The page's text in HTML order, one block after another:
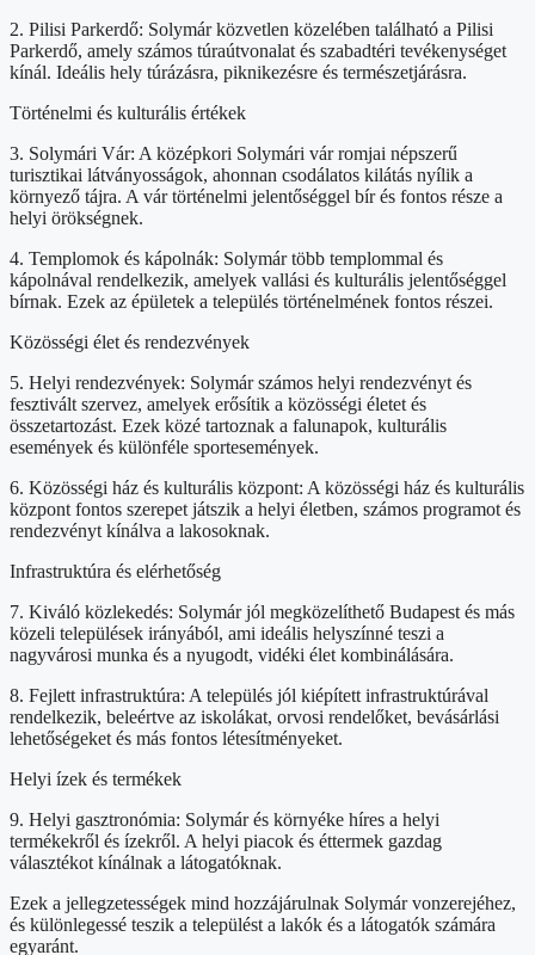
2. Pilisi Parkerdő: Solymár közvetlen közelében található a Pilisi
Parkerdő, amely számos túraútvonalat és szabadtéri tevékenységet
kínál. Ideális hely túrázásra, piknikezésre és természetjárásra.
Történelmi és kulturális értékek
3. Solymári Vár: A középkori Solymári vár romjai népszerű
turisztikai látványosságok, ahonnan csodálatos kilátás nyílik a
környező tájra. A vár történelmi jelentőséggel bír és fontos része a
helyi örökségnek.
4. Templomok és kápolnák: Solymár több templommal és
kápolnával rendelkezik, amelyek vallási és kulturális jelentőséggel
bírnak. Ezek az épületek a település történelmének fontos részei.
Közösségi élet és rendezvények
5. Helyi rendezvények: Solymár számos helyi rendezvényt és
fesztivált szervez, amelyek erősítik a közösségi életet és
összetartozást. Ezek közé tartoznak a falunapok, kulturális
események és különféle sportesemények.
6. Közösségi ház és kulturális központ: A közösségi ház és kulturális
központ fontos szerepet játszik a helyi életben, számos programot és
rendezvényt kínálva a lakosoknak.
Infrastruktúra és elérhetőség
7. Kiváló közlekedés: Solymár jól megközelíthető Budapest és más
közeli települések irányából, ami ideális helyszínné teszi a
nagyvárosi munka és a nyugodt, vidéki élet kombinálására.
8. Fejlett infrastruktúra: A település jól kiépített infrastruktúrával
rendelkezik, beleértve az iskolákat, orvosi rendelőket, bevásárlási
lehetőségeket és más fontos létesítményeket.
Helyi ízek és termékek
9. Helyi gasztronómia: Solymár és környéke híres a helyi
termékekről és ízekről. A helyi piacok és éttermek gazdag
választékot kínálnak a látogatóknak.
Ezek a jellegzetességek mind hozzájárulnak Solymár vonzerejéhez,
és különlegessé teszik a települést a lakók és a látogatók számára
egyaránt.